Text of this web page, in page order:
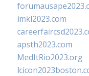
imkl2023.com
apsth2023.com
MedItRio2023.org